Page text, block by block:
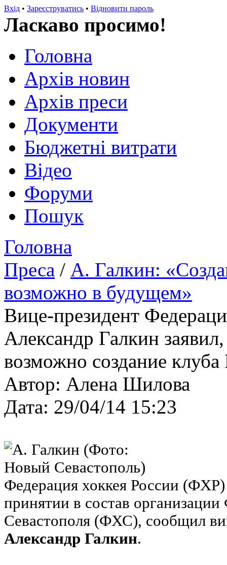
Вхід • Зареєструватись • Відновити пароль
Ласкаво просимо!
Головна
Архів новин
Архів преси
Документи
Бюджетні витрати
Відео
Форуми
Пошук
Головна
Преса / А. Галкин:
возможно в будущем»
Вице-президент
Александр Галкин
возможно создание
Автор: Алена Шилова
Дата: 29/04/14 15:23
Федерация хоккея России
принятии в состав
Севастополя (ФХС), сообщил
Александр Галкин.